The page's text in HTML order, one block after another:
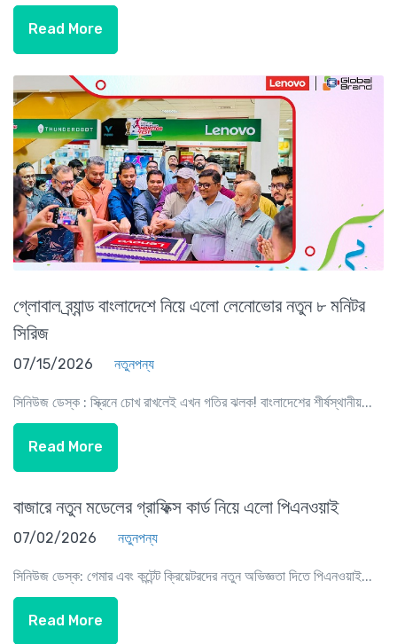
Read More
গ্লোবাল ব্র্যান্ড বাংলাদেশে নিয়ে এলো লেনোভোর নতুন ৮ মনিটর
সিরিজ
07/15/2026 নতুনপন্য
সিনিউজ ডেস্ক : স্ক্রিনে চোখ রাখলেই এখন গতির ঝলক! বাংলাদেশের শীর্ষস্থানীয়...
Read More
বাজারে নতুন মডেলের গ্রাফিক্স কার্ড নিয়ে এলো পিএনওয়াই
07/02/2026 নতুনপন্য
সিনিউজ ডেস্ক: গেমার এবং কন্টেন্ট ক্রিয়েটরদের নতুন অভিজ্ঞতা দিতে পিএনওয়াই...
Read More